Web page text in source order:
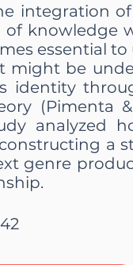
integration
knowledge
essential
might be
identity
(Pimenta
analyzed
a
genre